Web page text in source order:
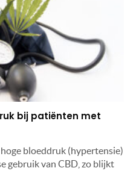
bij patiënten met
bloeddruk (hypertensie)
gebruik van CBD, zo blijkt